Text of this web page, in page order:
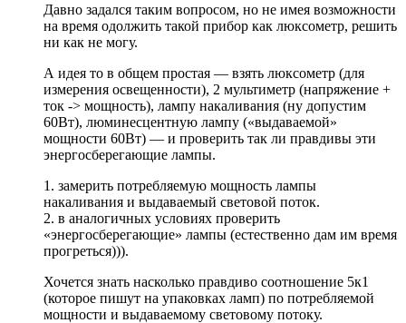
Давно задался таким вопросом, но не имея возможности
на время одолжить такой прибор как люксометр, решить
ни как не могу.
А идея то в общем простая — взять люксометр (для
измерения освещенности), 2 мультиметр (напряжение +
ток -> мощность), лампу накаливания (ну допустим
60Вт), люминесцентную лампу («выдаваемой»
мощности 60Вт) — и проверить так ли правдивы эти
энергосберегающие лампы.
1. замерить потребляемую мощность лампы
накаливания и выдаваемый световой поток.
2. в аналогичных условиях проверить
«энергосберегающие» лампы (естественно дам им время
прогреться))).
Хочется знать насколько правдиво соотношение 5к1
(которое пишут на упаковках ламп) по потребляемой
мощности и выдаваемому световому потоку.